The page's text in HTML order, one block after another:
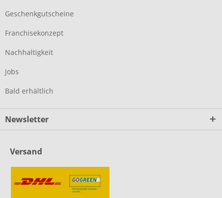
Geschenkgutscheine
Franchisekonzept
Nachhaltigkeit
Jobs
Bald erhältlich
Newsletter
Versand